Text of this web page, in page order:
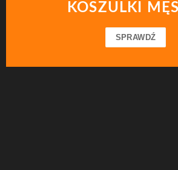
KOSZULKI
SPRAWDŹ